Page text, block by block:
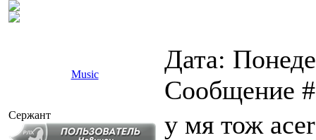
Music
Дата:
Сообщение
Сержант
у мя тож